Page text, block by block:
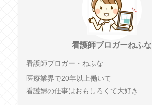
看護師ブロガーねふな
看護師ブロガー・ねふな
医療業界で20年以上働いて
看護婦の仕事はおもしろくて大好き